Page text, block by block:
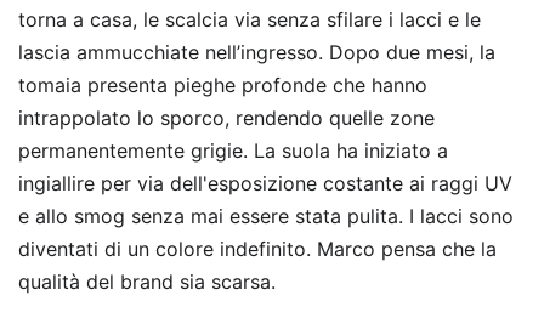
torna a casa, le scalcia via senza sfilare i lacci e le
lascia ammucchiate nell’ingresso. Dopo due mesi, la
tomaia presenta pieghe profonde che hanno
intrappolato lo sporco, rendendo quelle zone
permanentemente grigie. La suola ha iniziato a
ingiallire per via dell'esposizione costante ai raggi UV
e allo smog senza mai essere stata pulita. I lacci sono
diventati di un colore indefinito. Marco pensa che la
qualità del brand sia scarsa.